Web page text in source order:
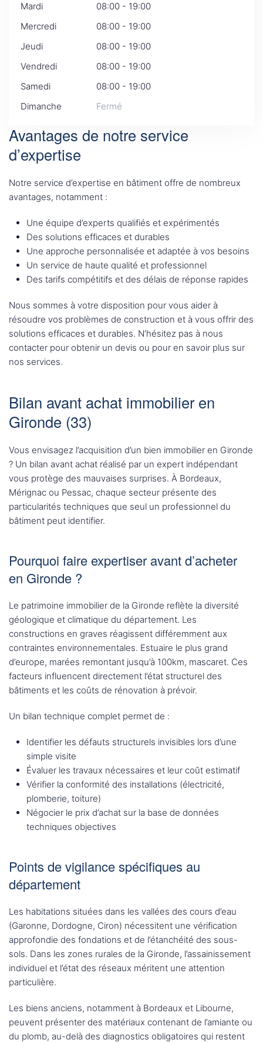
Mardi
08:00 - 19:00
Mercredi
08:00 - 19:00
Jeudi
08:00 - 19:00
Vendredi
08:00 - 19:00
Samedi
08:00 - 19:00
Dimanche
Fermé
Avantages de notre service
d’expertise
Notre service d’expertise en bâtiment offre de nombreux
avantages, notamment :
Une équipe d’experts qualifiés et expérimentés
Des solutions efficaces et durables
Une approche personnalisée et adaptée à vos besoins
Un service de haute qualité et professionnel
Des tarifs compétitifs et des délais de réponse rapides
Nous sommes à votre disposition pour vous aider à
résoudre vos problèmes de construction et à vous offrir des
solutions efficaces et durables. N’hésitez pas à nous
contacter pour obtenir un devis ou pour en savoir plus sur
nos services.
Bilan avant achat immobilier en
Gironde (33)
Vous envisagez l’acquisition d’un bien immobilier en Gironde
? Un bilan avant achat réalisé par un expert indépendant
vous protège des mauvaises surprises. À Bordeaux,
Mérignac ou Pessac, chaque secteur présente des
particularités techniques que seul un professionnel du
bâtiment peut identifier.
Pourquoi faire expertiser avant d’acheter
en Gironde ?
Le patrimoine immobilier de la Gironde reflète la diversité
géologique et climatique du département. Les
constructions en graves réagissent différemment aux
contraintes environnementales. Estuaire le plus grand
d’europe, marées remontant jusqu’à 100km, mascaret. Ces
facteurs influencent directement l’état structurel des
bâtiments et les coûts de rénovation à prévoir.
Un bilan technique complet permet de :
Identifier les défauts structurels invisibles lors d’une
simple visite
Évaluer les travaux nécessaires et leur coût estimatif
Vérifier la conformité des installations (électricité,
plomberie, toiture)
Négocier le prix d’achat sur la base de données
techniques objectives
Points de vigilance spécifiques au
département
Les habitations situées dans les vallées des cours d’eau
(Garonne, Dordogne, Ciron) nécessitent une vérification
approfondie des fondations et de l’étanchéité des sous-
sols. Dans les zones rurales de la Gironde, l’assainissement
individuel et l’état des réseaux méritent une attention
particulière.
Les biens anciens, notamment à Bordeaux et Libourne,
peuvent présenter des matériaux contenant de l’amiante ou
du plomb, au-delà des diagnostics obligatoires qui restent